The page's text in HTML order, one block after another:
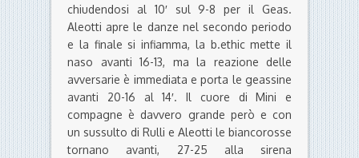
chiudendosi al 10′ sul 9-8 per il Geas.
Aleotti apre le danze nel secondo periodo
e la finale si infiamma, la b.ethic mette il
naso avanti 16-13, ma la reazione delle
avversarie è immediata e porta le geassine
avanti 20-16 al 14′. Il cuore di Mini e
compagne è davvero grande però e con
un sussulto di Rulli e Aleotti le biancorosse
tornano avanti, 27-25 alla sirena